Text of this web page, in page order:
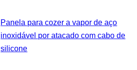
Panela para cozer a vapor de aço
inoxidável por atacado com cabo de
silicone